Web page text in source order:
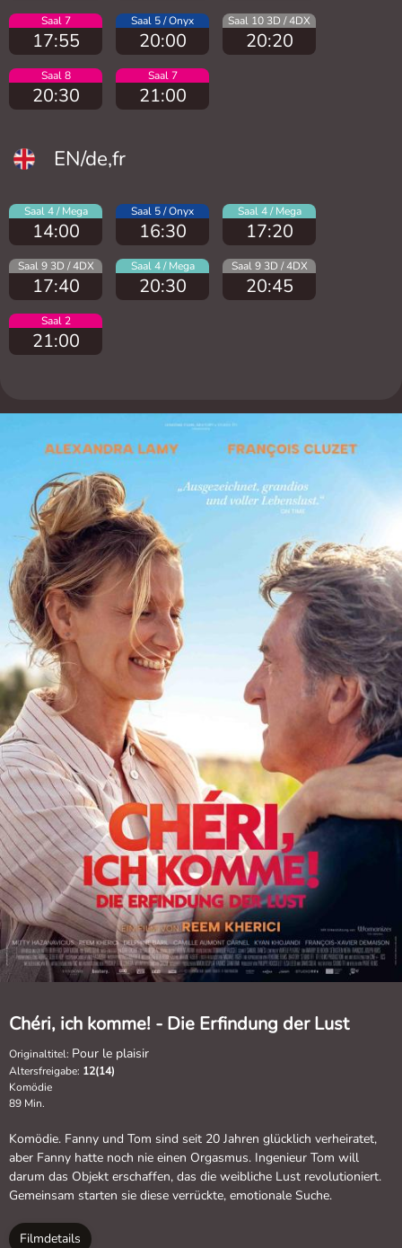
Saal 7
17:55
Saal 5 / Onyx
20:00
Saal 10 3D / 4DX
20:20
Saal 8
20:30
Saal 7
21:00
EN/de,fr
Saal 4 / Mega
14:00
Saal 5 / Onyx
16:30
Saal 4 / Mega
17:20
Saal 9 3D / 4DX
17:40
Saal 4 / Mega
20:30
Saal 9 3D / 4DX
20:45
Saal 2
21:00
Chéri, ich komme! - Die Erfindung der Lust
Originaltitel: Pour le plaisir
Altersfreigabe: 12(14)
Komödie
89 Min.
Komödie. Fanny und Tom sind seit 20 Jahren glücklich verheiratet,
aber Fanny hatte noch nie einen Orgasmus. Ingenieur Tom will
darum das Objekt erschaffen, das die weibliche Lust revolutioniert.
Gemeinsam starten sie diese verrückte, emotionale Suche.
Filmdetails